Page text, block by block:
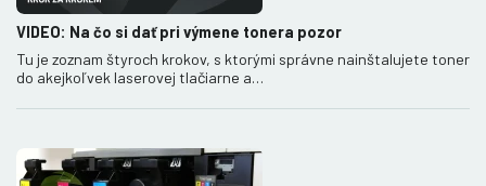
VIDEO: Na čo si dať pri výmene tonera pozor
Tu je zoznam štyroch krokov, s ktorými správne nainštalujete toner
do akejkoľvek laserovej tlačiarne a…